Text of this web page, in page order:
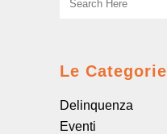
Le Categorie
Delinquenza
Eventi